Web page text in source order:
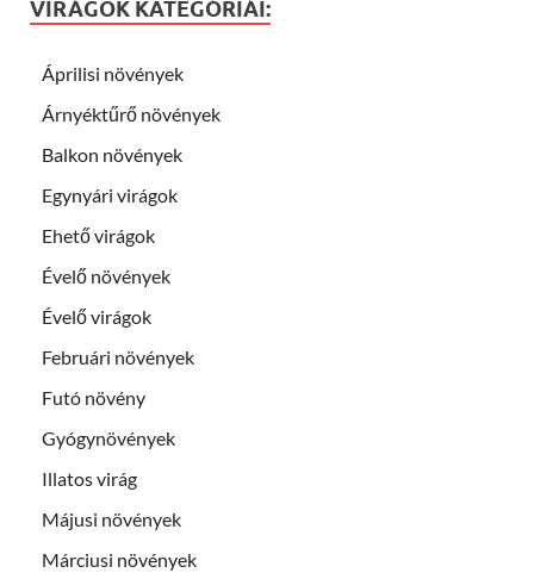
VIRÁGOK KATEGÓRIÁI:
Áprilisi növények
Árnyéktűrő növények
Balkon növények
Egynyári virágok
Ehető virágok
Évelő növények
Évelő virágok
Februári növények
Futó növény
Gyógynövények
Illatos virág
Májusi növények
Márciusi növények